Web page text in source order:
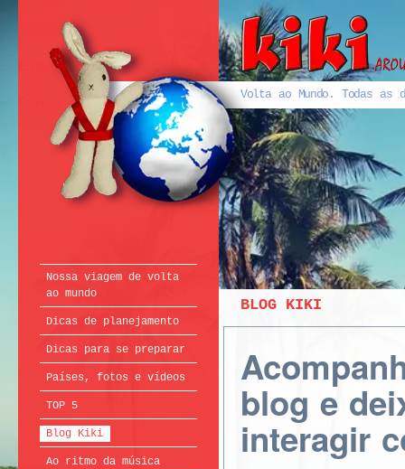
Volta ao Mundo. Todas
Português
English
Nossa viagem de volta
ao mundo
Dicas de planejamento
Dicas para se preparar
Países, fotos e vídeos
TOP 5
Blog Kiki
Ao ritmo da música
BLOG KIKI
blog e
interagir